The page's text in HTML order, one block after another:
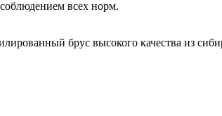
всех норм.
брус высокого качества из